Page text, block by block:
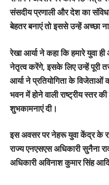
संसदीय प्रणाली और देश का
बेहतर बनाएं तो इससे उन्हें अच्छा
रेखा आर्या ने कहा कि हमारे युवा
नेतृत्व करेंगे, इसके लिए उन्हें पूरी
आर्या ने प्रतियोगिता के
भवन में होने वाली राष्ट्रीय स्तर
शुभकामनाएं दी।
इस अवसर पर नेहरू युवा केंद्र के
राज्य एनएसएस अधिकारी सुनैना
अधिकारी अविनाश कुमार सिंह